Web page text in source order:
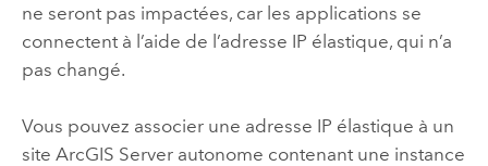
ne seront pas impactées, car les applications se
connectent à l’aide de l’adresse IP élastique, qui n’a
pas changé.
Vous pouvez associer une adresse IP élastique à un
site ArcGIS Serverautonome contenant une instance